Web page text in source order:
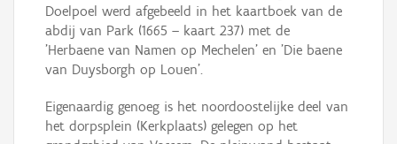
Doelpoel werd afgebeeld in het kaartboek van de
abdij van Park (1665 – kaart 237) met de
'Herbaene van Namen op Mechelen' en 'Die baene
van Duysborgh op Louen'.
Eigenaardig genoeg is het noordoostelijke deel van
het dorpsplein (Kerkplaats) gelegen op het